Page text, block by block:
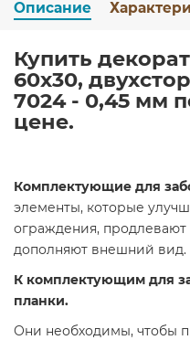
Описание
Купить
60х30,
7024 - 0,45 мм
цене.
Комплектующие для
элементы, которые
ограждения, продлевают
дополняют внешний вид.
К комплектующим для
планки.
Они необходимы, чтобы